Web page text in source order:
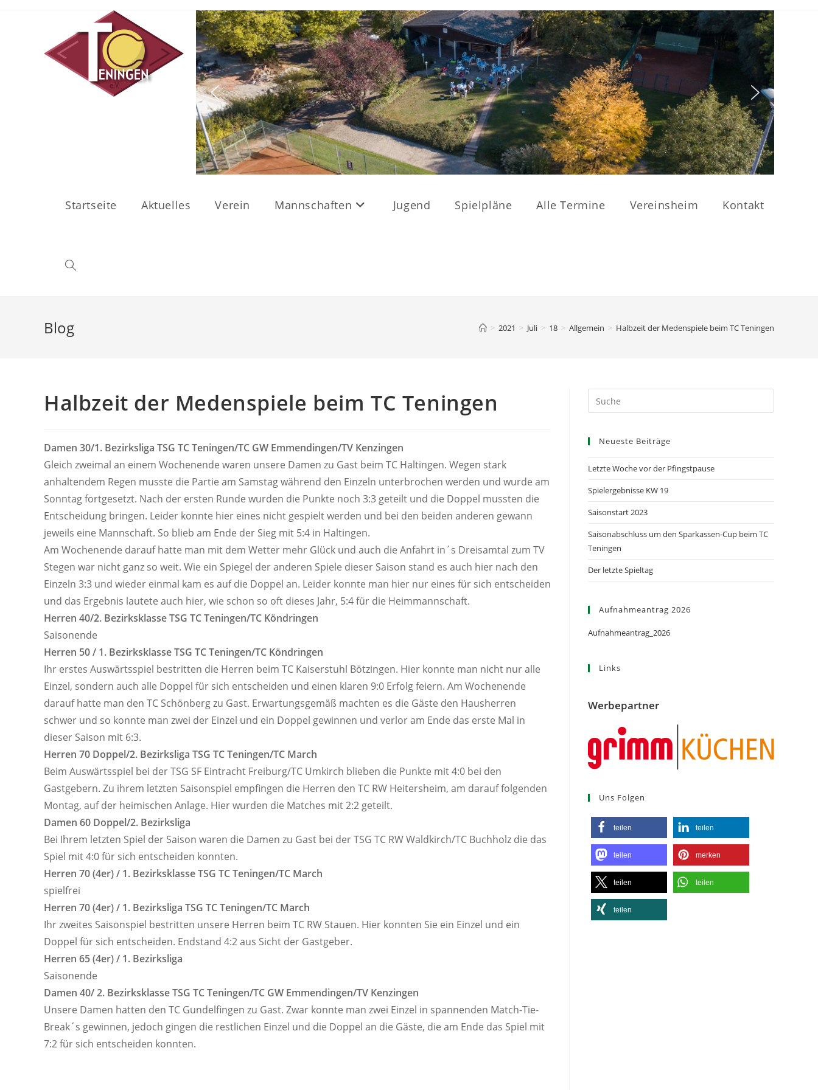
Startseite Aktuelles Verein Mannschaften Jugend Spielpläne Alle Termine Vereinsheim Kontakt
Toggle
website
Blog > 2021 > Juli > 18 > Allgemein > Halbzeit der Medenspiele beim TC Teningen
Halbzeit der Medenspiele beim TC Teningen
Damen 30/1. Bezirksliga TSG TC Teningen/TC GW Emmendingen/TV Kenzingen
Gleich zweimal an einem Wochenende waren unsere Damen zu Gast beim TC Haltingen. Wegen stark
anhaltendem Regen musste die Partie am Samstag während den Einzeln unterbrochen werden und wurde am
Sonntag fortgesetzt. Nach der ersten Runde wurden die Punkte noch 3:3 geteilt und die Doppel mussten die
Entscheidung bringen. Leider konnte hier eines nicht gespielt werden und bei den beiden anderen gewann
jeweils eine Mannschaft. So blieb am Ende der Sieg mit 5:4 in Haltingen.
Am Wochenende darauf hatte man mit dem Wetter mehr Glück und auch die Anfahrt in´s Dreisamtal zum TV
Stegen war nicht ganz so weit. Wie ein Spiegel der anderen Spiele dieser Saison stand es auch hier nach den
Einzeln 3:3 und wieder einmal kam es auf die Doppel an. Leider konnte man hier nur eines für sich entscheiden
und das Ergebnis lautete auch hier, wie schon so oft dieses Jahr, 5:4 für die Heimmannschaft.
Herren 40/2. Bezirksklasse TSG TC Teningen/TC Köndringen
Saisonende
Herren 50 / 1. Bezirksklasse TSG TC Teningen/TC Köndringen
Ihr erstes Auswärtsspiel bestritten die Herren beim TC Kaiserstuhl Bötzingen. Hier konnte man nicht nur alle
Einzel, sondern auch alle Doppel für sich entscheiden und einen klaren 9:0 Erfolg feiern. Am Wochenende
darauf hatte man den TC Schönberg zu Gast. Erwartungsgemäß machten es die Gäste den Hausherren
schwer und so konnte man zwei der Einzel und ein Doppel gewinnen und verlor am Ende das erste Mal in
dieser Saison mit 6:3.
Herren 70 Doppel/2. Bezirksliga TSG TC Teningen/TC March
Beim Auswärtsspiel bei der TSG SF Eintracht Freiburg/TC Umkirch blieben die Punkte mit 4:0 bei den
Gastgebern. Zu ihrem letzten Saisonspiel empfingen die Herren den TC RW Heitersheim, am darauf folgenden
Montag, auf der heimischen Anlage. Hier wurden die Matches mit 2:2 geteilt.
Damen 60 Doppel/2. Bezirksliga
Bei Ihrem letzten Spiel der Saison waren die Damen zu Gast bei der TSG TC RW Waldkirch/TC Buchholz die das
Spiel mit 4:0 für sich entscheiden konnten.
Herren 70 (4er) / 1. Bezirksklasse TSG TC Teningen/TC March
spielfrei
Herren 70 (4er) / 1. Bezirksliga TSG TC Teningen/TC March
Ihr zweites Saisonspiel bestritten unsere Herren beim TC RW Stauen. Hier konnten Sie ein Einzel und ein
Doppel für sich entscheiden. Endstand 4:2 aus Sicht der Gastgeber.
Herren 65 (4er) / 1. Bezirksliga
Saisonende
Damen 40/ 2. Bezirksklasse TSG TC Teningen/TC GW Emmendingen/TV Kenzingen
Unsere Damen hatten den TC Gundelfingen zu Gast. Zwar konnte man zwei Einzel in spannenden Match-Tie-
Break´s gewinnen, jedoch gingen die restlichen Einzel und die Doppel an die Gäste, die am Ende das Spiel mit
7:2 für sich entscheiden konnten.
Neueste Beiträge
Letzte Woche vor der Pfingstpause
Spielergebnisse KW 19
Saisonstart 2023
Saisonabschluss um den Sparkassen-Cup beim TC
Teningen
Der letzte Spieltag
Aufnahmeantrag 2026
Aufnahmeantrag_2026
Links
Werbepartner
Uns Folgen
teilen teilen
teilen merken
teilen teilen
teilen